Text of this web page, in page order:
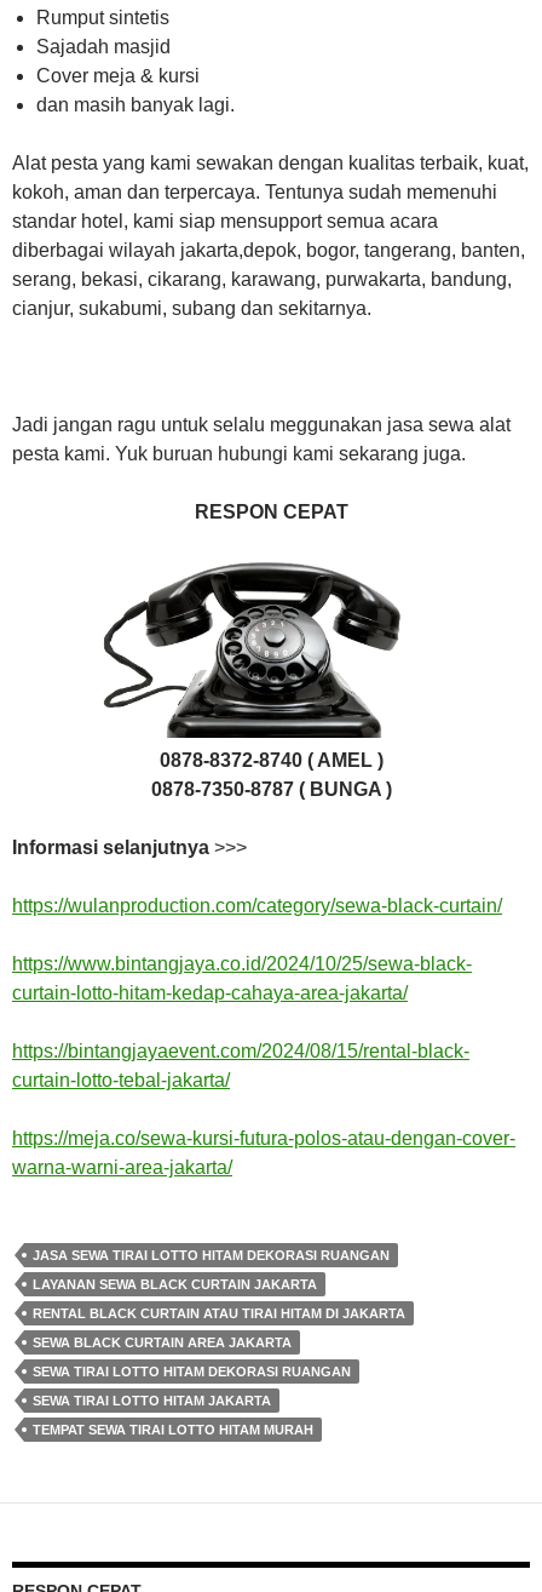
Rumput sintetis
Sajadah masjid
Cover meja & kursi
dan masih banyak lagi.
Alat pesta yang kami sewakan dengan kualitas terbaik, kuat,
kokoh, aman dan terpercaya. Tentunya sudah memenuhi
standar hotel, kami siap mensupport semua acara
diberbagai wilayah jakarta,depok, bogor, tangerang, banten,
serang, bekasi, cikarang, karawang, purwakarta, bandung,
cianjur, sukabumi, subang dan sekitarnya.
Jadi jangan ragu untuk selalu meggunakan jasa sewa alat
pesta kami. Yuk buruan hubungi kami sekarang juga.
RESPON CEPAT
0878-8372-8740 ( AMEL )
0878-7350-8787 ( BUNGA )
Informasi selanjutnya >>>
https://wulanproduction.com/category/sewa-black-curtain/
https://www.bintangjaya.co.id/2024/10/25/sewa-black-
curtain-lotto-hitam-kedap-cahaya-area-jakarta/
https://bintangjayaevent.com/2024/08/15/rental-black-
curtain-lotto-tebal-jakarta/
https://meja.co/sewa-kursi-futura-polos-atau-dengan-cover-
warna-warni-area-jakarta/
JASA SEWA TIRAI LOTTO HITAM DEKORASI RUANGAN
LAYANAN SEWA BLACK CURTAIN JAKARTA
RENTAL BLACK CURTAIN ATAU TIRAI HITAM DI JAKARTA
SEWA BLACK CURTAIN AREA JAKARTA
SEWA TIRAI LOTTO HITAM DEKORASI RUANGAN
SEWA TIRAI LOTTO HITAM JAKARTA
TEMPAT SEWA TIRAI LOTTO HITAM MURAH